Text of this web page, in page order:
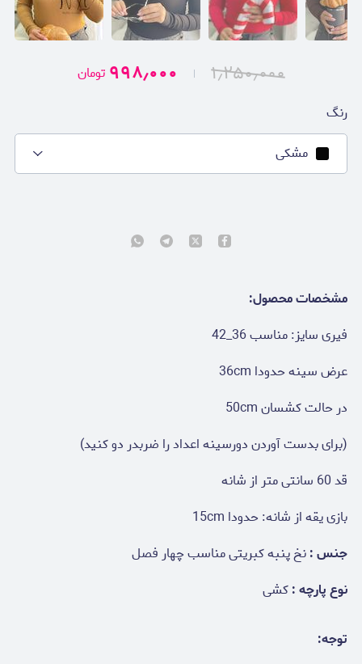
۱٫۲۵۰٫۰۰۰ ۹۹۸٫۰۰۰ تومان
رنگ
مشکی
مشخصات محصول:
فیری سایز: مناسب 36_42
عرض سینه حدودا 36cm
در حالت کشسان 50cm
(برای بدست آوردن دورسینه اعداد را ضربدر دو کنید)
قد 60 سانتی متر از شانه
بازی یقه از شانه: حدودا 15cm
جنس :نخ پنبه کبریتی مناسب چهار فصل
نوع پارچه :کشی
توجه: